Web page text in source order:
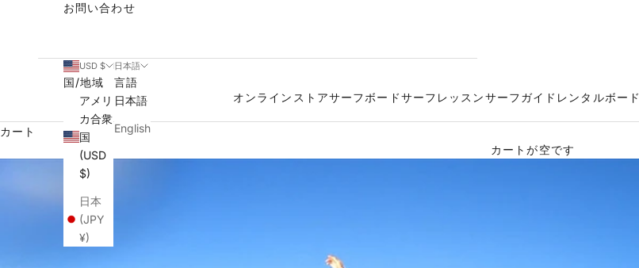
オンラインストアサーフボードサーフレッスンサーフガイド レンタルボード
お問い合わせ
USD $
国/地域
アメリ
カ合衆
国
(USD
$)
日本
(JPY
¥)
日本語
言語
日本語
English
カート
カートが空です